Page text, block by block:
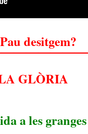
desitgem?
GLÒRIA
a les granges